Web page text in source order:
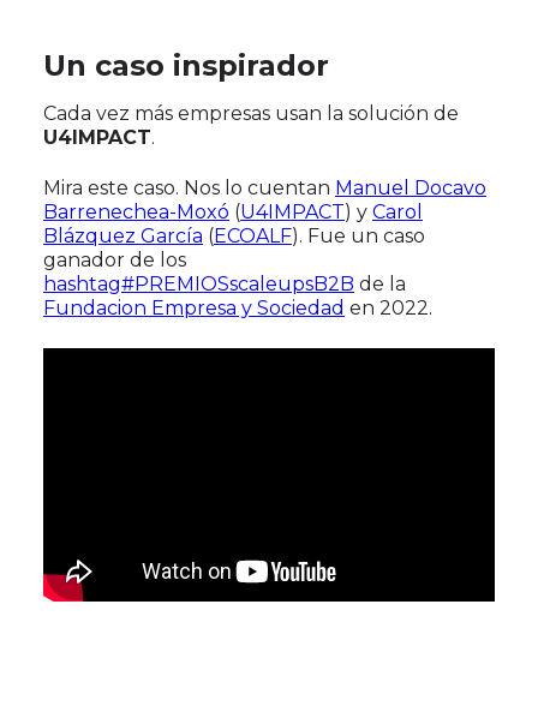
Un caso inspirador
Cada vez más empresas usan la solución de
U4IMPACT.
Mira este caso. Nos lo cuentan Manuel Docavo
Barrenechea-Moxó (U4IMPACT) y Carol
Blázquez García (ECOALF). Fue un caso
ganador de los
hashtag#PREMIOSscaleupsB2B de la
Fundacion Empresa y Sociedad en 2022.